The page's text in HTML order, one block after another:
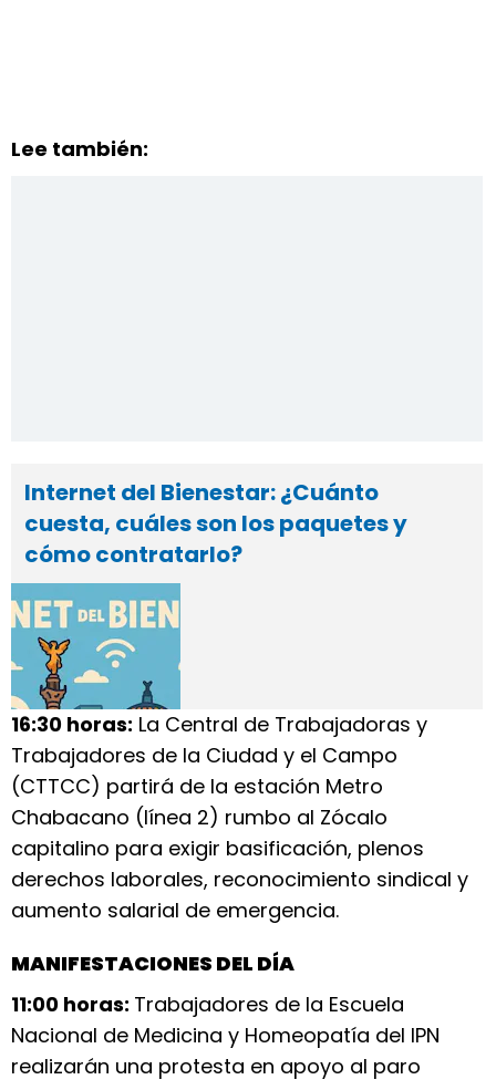
Lee también:
Internet del Bienestar: ¿Cuánto
cuesta, cuáles son los paquetes y
cómo contratarlo?
16:30 horas: La Central de Trabajadoras y
Trabajadores de la Ciudad y el Campo
(CTTCC) partirá de la estación Metro
Chabacano (línea 2) rumbo al Zócalo
capitalino para exigir basificación, plenos
derechos laborales, reconocimiento sindical y
aumento salarial de emergencia.
MANIFESTACIONES DEL DÍA
11:00 horas: Trabajadores de la Escuela
Nacional de Medicina y Homeopatía del IPN
realizarán una protesta en apoyo al paro